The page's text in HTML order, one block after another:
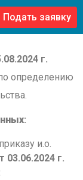
Подать заявку
г.
определению
:
и.о.
03.06.2024 г.